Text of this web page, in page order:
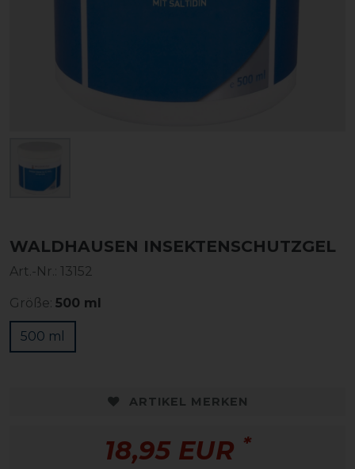
WALDHAUSEN INSEKTENSCHUTZGEL
Art.-Nr.: 13152
Größe: 500 ml
500 ml
ARTIKEL MERKEN
18,95 EUR *